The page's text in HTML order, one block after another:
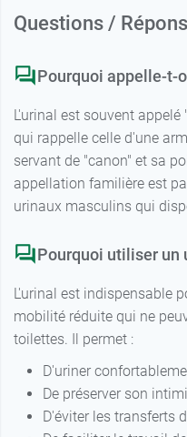
Questions /
Pourquoi appelle-t-
L'urinal est souvent
qui rappelle celle d'une
servant de "canon" et sa
appellation familière est
urinaux masculins qui
Pourquoi utiliser un
L'urinal est indispensable
mobilité réduite qui ne
toilettes. Il permet :
D'uriner
De préserver son
D'éviter les transferts